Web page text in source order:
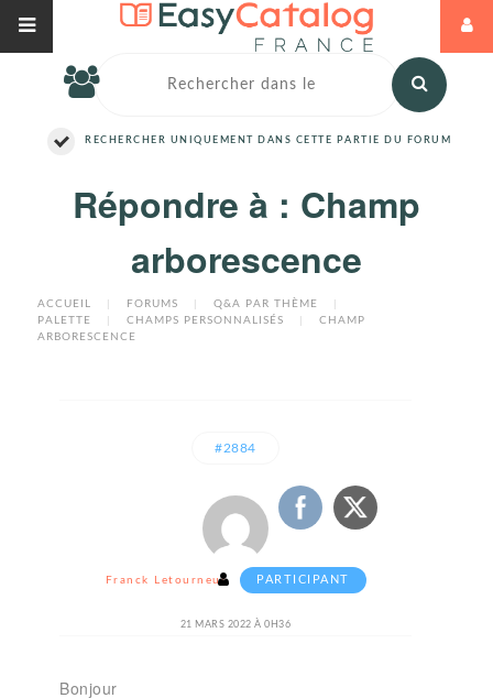
RECHERCHER UNIQUEMENT DANS CETTE PARTIE DU FORUM
Répondre à : Champ
arborescence
ACCUEIL FORUMS Q&A PAR THÈME
PALETTE
CHAMPS PERSONNALISÉS
CHAMP
ARBORESCENCE
#2884
Franck Letourneur PARTICIPANT
21 MARS 2022 À 0H36
Bonjour